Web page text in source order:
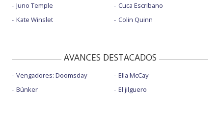
Juno Temple
Kate Winslet
Cuca Escribano
Colin Quinn
AVANCES DESTACADOS
Vengadores: Doomsday
Búnker
Ella McCay
El jilguero